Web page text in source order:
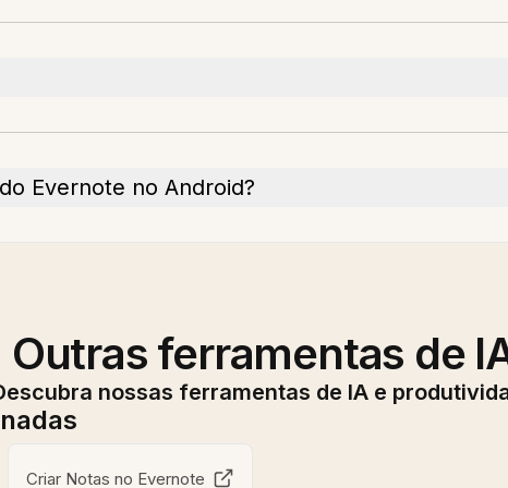
Evernote no Android?
Outras ferramentas de
nossas ferramentas de IA e
Criar Notas no Evernote